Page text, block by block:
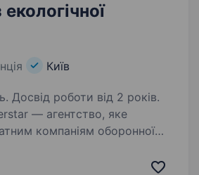
Київ
Досвід роботи від 2 років.
компаніям оборонної
спроможність